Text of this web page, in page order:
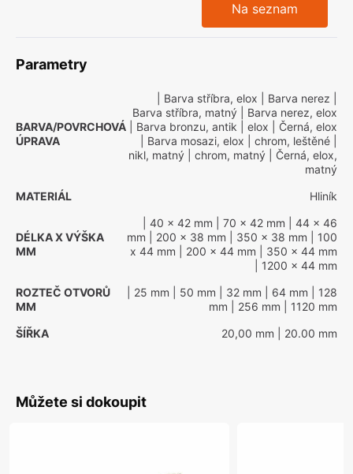
Na seznam
Parametry
BARVA/POVRCHOVÁ
ÚPRAVA
| Barva stříbra, elox | Barva nerez
Barva stříbra, matný | Barva nerez, elox
| Barva bronzu, antik | elox | Černá, elox
| Barva mosazi, elox | chrom, leštěné
nikl, matný | chrom, matný | Černá, elox,
matný
MATERIÁL
Hliník
DÉLKA X VÝŠKA
MM
| 40 x 42 mm | 70 x 42 mm | 44 x 46
mm | 200 x 38 mm | 350 x 38 mm | 100
x 44 mm | 200 x 44 mm | 350 x 44 mm
| 1200 x 44 mm
ROZTEČ OTVORŮ
MM
| 25 mm | 50 mm | 32 mm | 64 mm | 128
mm | 256 mm | 1120 mm
ŠÍŘKA
20,00 mm | 20.00 mm
Můžete si dokoupit